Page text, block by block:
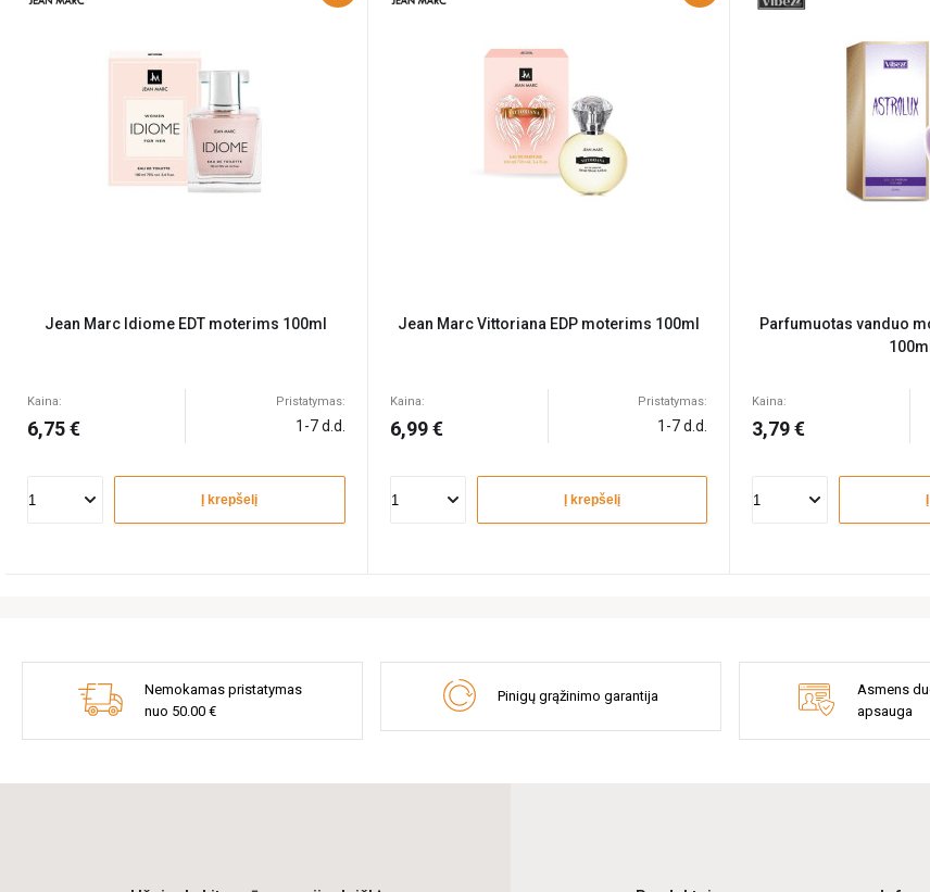
Jean Marc Idiome EDT moterims 100ml
Kaina:
6,75 €
Pristatymas:
1-7 d.d.
Į krepšelį
Jean Marc Vittoriana EDP moterims 100ml
Kaina:
6,99 €
Pristatymas:
1-7 d.d.
Į krepšelį
Parfumuotas vanduo
100ml
Kaina:
3,79 €
Nemokamas pristatymas
nuo 50.00 €
Pinigų grąžinimo garantija
Asmens
apsauga